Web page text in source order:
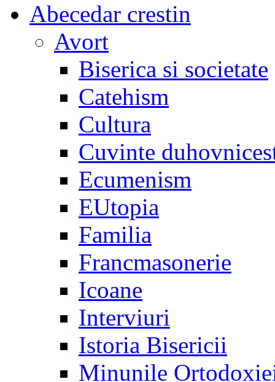
Abecedar crestin
Avort
Biserica si societate
Catehism
Cultura
Cuvinte
Ecumenism
EUtopia
Familia
Francmasonerie
Icoane
Interviuri
Istoria Bisericii
Minunile